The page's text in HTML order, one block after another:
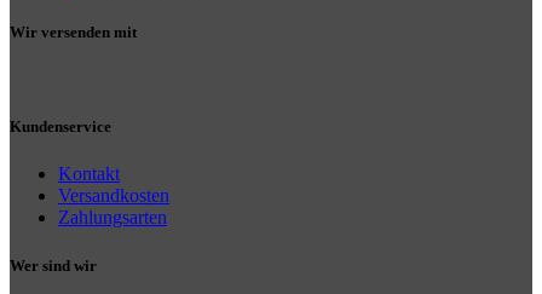
Wir versenden mit
Kundenservice
Kontakt
Versandkosten
Zahlungsarten
Wer sind wir